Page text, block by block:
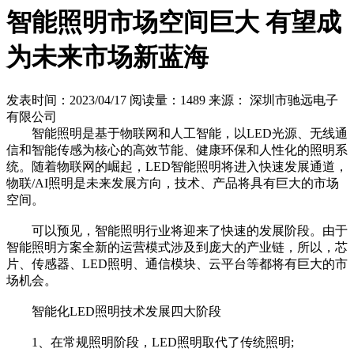
智能照明市场空间巨大 有望成
为未来市场新蓝海
发表时间：2023/04/17 阅读量：1489 来源： 深圳市驰远电子
有限公司
智能照明是基于物联网和人工智能，以LED光源、无线通
信和智能传感为核心的高效节能、健康环保和人性化的照明系
统。随着物联网的崛起，LED智能照明将进入快速发展通道，
物联/AI照明是未来发展方向，技术、产品将具有巨大的市场
空间。
可以预见，智能照明行业将迎来了快速的发展阶段。由于
智能照明方案全新的运营模式涉及到庞大的产业链，所以，芯
片、传感器、LED照明、通信模块、云平台等都将有巨大的市
场机会。
智能化LED照明技术发展四大阶段
1、在常规照明阶段，LED照明取代了传统照明;